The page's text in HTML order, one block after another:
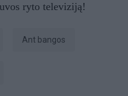
ryto televiziją!
ant bangos